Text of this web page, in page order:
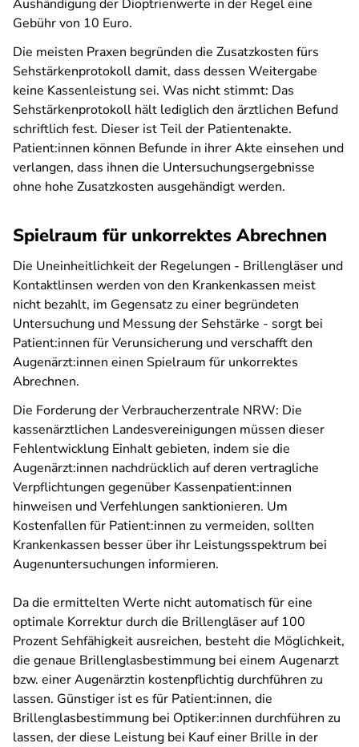
Aushändigung der Dioptrienwerte in der Regel eine
Gebühr von 10 Euro.
Die meisten Praxen begründen die Zusatzkosten fürs
Sehstärkenprotokoll damit, dass dessen Weitergabe
keine Kassenleistung sei. Was nicht stimmt: Das
Sehstärkenprotokoll hält lediglich den ärztlichen Befund
schriftlich fest. Dieser ist Teil der Patientenakte.
Patient:innen können Befunde in ihrer Akte einsehen und
verlangen, dass ihnen die Untersuchungsergebnisse
ohne hohe Zusatzkosten ausgehändigt werden.
Spielraum für unkorrektes Abrechnen
Die Uneinheitlichkeit der Regelungen - Brillengläser und
Kontaktlinsen werden von den Krankenkassen meist
nicht bezahlt, im Gegensatz zu einer begründeten
Untersuchung und Messung der Sehstärke - sorgt bei
Patient:innen für Verunsicherung und verschafft den
Augenärzt:innen einen Spielraum für unkorrektes
Abrechnen.
Die Forderung der Verbraucherzentrale NRW: Die
kassenärztlichen Landesvereinigungen müssen dieser
Fehlentwicklung Einhalt gebieten, indem sie die
Augenärzt:innen nachdrücklich auf deren vertragliche
Verpflichtungen gegenüber Kassenpatient:innen
hinweisen und Verfehlungen sanktionieren. Um
Kostenfallen für Patient:innen zu vermeiden, sollten
Krankenkassen besser über ihr Leistungsspektrum bei
Augenuntersuchungen informieren.
Da die ermittelten Werte nicht automatisch für eine
optimale Korrektur durch die Brillengläser auf 100
Prozent Sehfähigkeit ausreichen, besteht die Möglichkeit,
die genaue Brillenglasbestimmung bei einem Augenarzt
bzw. einer Augenärztin kostenpflichtig durchführen zu
lassen. Günstiger ist es für Patient:innen, die
Brillenglasbestimmung bei Optiker:innen durchführen zu
lassen, der diese Leistung bei Kauf einer Brille in der